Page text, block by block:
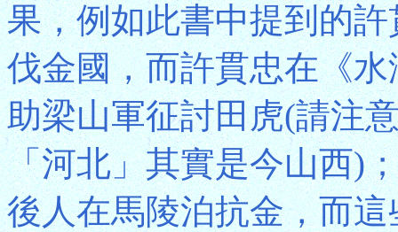
果，例如此書中提到的
伐金國，而許貫忠在《
助梁山軍征討田虎(請注
「河北」其實是今山西)
後人在馬陵泊抗金，而